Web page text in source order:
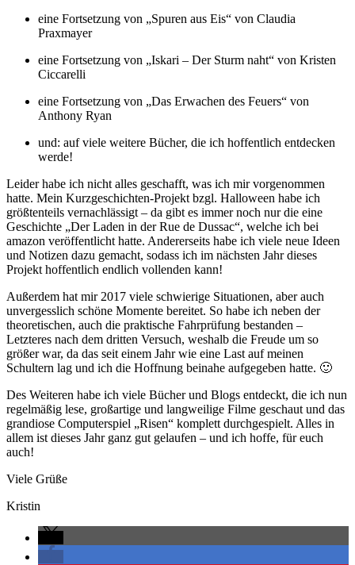
eine Fortsetzung von „Spuren aus Eis“ von Claudia
Praxmayer
eine Fortsetzung von „Iskari – Der Sturm naht“ von Kristen
Ciccarelli
eine Fortsetzung von „Das Erwachen des Feuers“ von
Anthony Ryan
und: auf viele weitere Bücher, die ich hoffentlich entdecken
werde!
Leider habe ich nicht alles geschafft, was ich mir vorgenommen
hatte. Mein Kurzgeschichten-Projekt bzgl. Halloween habe ich
größtenteils vernachlässigt – da gibt es immer noch nur die eine
Geschichte „Der Laden in der Rue de Dussac“, welche ich bei
amazon veröffentlicht hatte. Andererseits habe ich viele neue Ideen
und Notizen dazu gemacht, sodass ich im nächsten Jahr dieses
Projekt hoffentlich endlich vollenden kann!
Außerdem hat mir 2017 viele schwierige Situationen, aber auch
unvergesslich schöne Momente bereitet. So habe ich neben der
theoretischen, auch die praktische Fahrprüfung bestanden –
Letzteres nach dem dritten Versuch, weshalb die Freude um so
größer war, da das seit einem Jahr wie eine Last auf meinen
Schultern lag und ich die Hoffnung beinahe aufgegeben hatte. 🙂
Des Weiteren habe ich viele Bücher und Blogs entdeckt, die ich nun
regelmäßig lese, großartige und langweilige Filme geschaut und das
grandiose Computerspiel „Risen“ komplett durchgespielt. Alles in
allem ist dieses Jahr ganz gut gelaufen – und ich hoffe, für euch
auch!
Viele Grüße
Kristin